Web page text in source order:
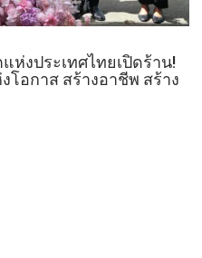
ห่งประเทศไทยเปิดร้าน!
โอกาส สร้างอาชีพ สร้าง